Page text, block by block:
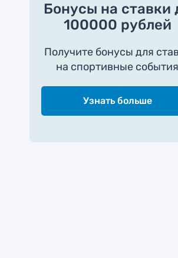
Бонусы на ставки
100000 рублей
Получите бонусы для
на спортивные события
Узнать больше